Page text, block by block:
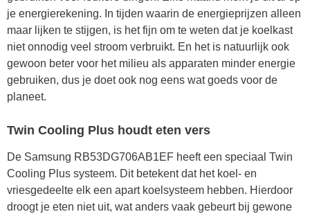
je energierekening. In tijden waarin de energieprijzen alleen
maar lijken te stijgen, is het fijn om te weten dat je koelkast
niet onnodig veel stroom verbruikt. En het is natuurlijk ook
gewoon beter voor het milieu als apparaten minder energie
gebruiken, dus je doet ook nog eens wat goeds voor de
planeet.
Twin Cooling Plus houdt eten vers
De Samsung RB53DG706AB1EF heeft een speciaal Twin
Cooling Plus systeem. Dit betekent dat het koel- en
vriesgedeelte elk een apart koelsysteem hebben. Hierdoor
droogt je eten niet uit, wat anders vaak gebeurt bij gewone